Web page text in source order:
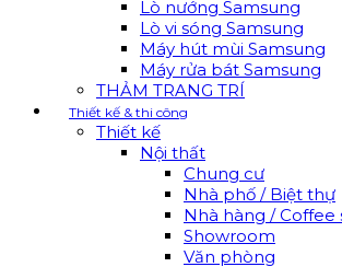
Lò nướng Samsung
Lò vi sóng Samsung
Máy hút mùi Samsung
Máy rửa bát Samsung
THẢM TRANG TRÍ
Thiết kế & thi công
Thiết kế
Nội thất
Chung cư
Nhà phố / Biệt thự
Nhà hàng / Coffee
Showroom
Văn phòng